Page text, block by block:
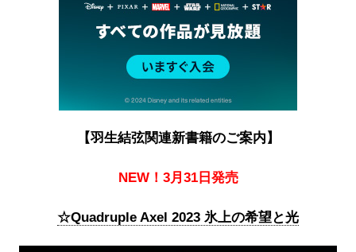
【羽生結弦関連新書籍のご案内】
NEW！3月31日発売
☆Quadruple Axel 2023 氷上の希望と光